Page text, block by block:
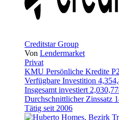
Creditstar Group
Von Lendermarket
Privat
KMU Persönliche Kredite
Verfügbare Investition
Insgesamt investiert
Durchschnittlicher Zinssatz
Tätig seit 2006